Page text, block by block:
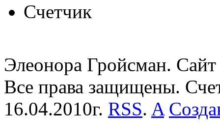
Счетчик
Элеонора Гройсман.
Все права защищены.
16.04.2010г. RSS. A